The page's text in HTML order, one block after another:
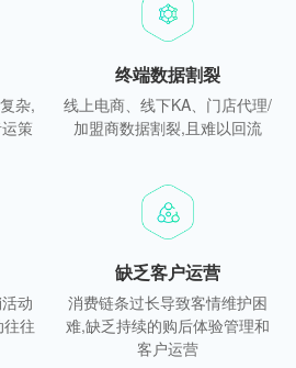
杂,
策
终端数据割裂
线上电商、线下KA、门店代理/
加盟商数据割裂,且难以回流
动
往
缺乏客户运营
消费链条过长导致客情维护困
难,缺乏持续的购后体验管理和
客户运营